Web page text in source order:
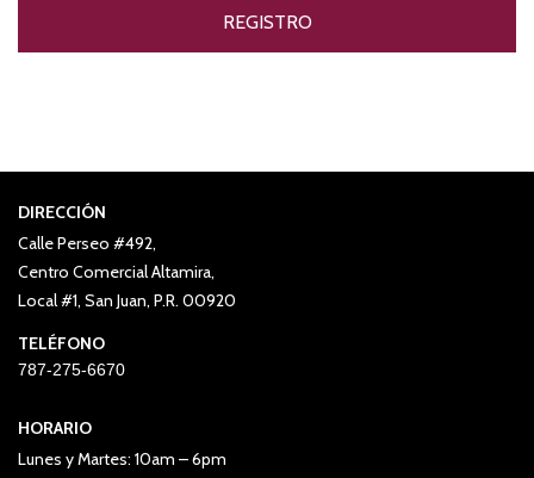
DIRECCIÓN
Calle Perseo #492,
Centro Comercial Altamira,
Local #1, San Juan, P.R. 00920
TELÉFONO
787-275-6670
HORARIO
Lunes y Martes: 10am – 6pm